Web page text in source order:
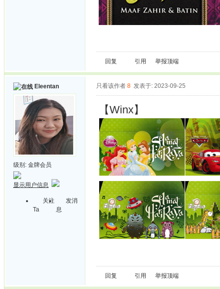
回复 引用 举报顶端
Eleentan
级别: 金牌会员
显示用户信息
关注
Ta
发消
息
只看该作者 8 发表于: 2023-09-25
【Winx】
回复 引用 举报顶端